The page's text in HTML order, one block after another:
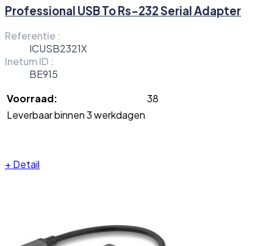
Professional USB To Rs-232 Serial Adapter
Referentie :
ICUSB2321X
Inetum ID :
BE915
Voorraad:
38
Leverbaar binnen 3 werkdagen
+ Detail